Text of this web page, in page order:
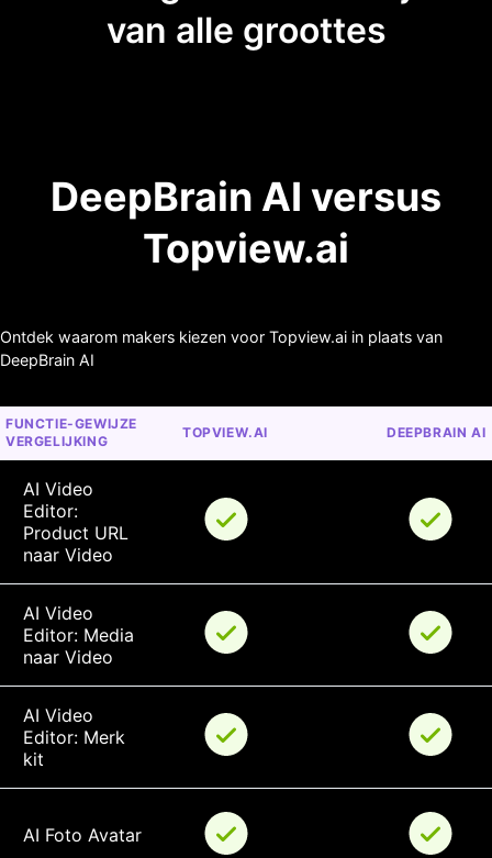
van alle groottes
DeepBrain AI versus
Topview.ai
Ontdek waarom makers kiezen voor Topview.ai in plaats van
DeepBrain AI
FUNCTIE-GEWIJZE
VERGELIJKING
TOPVIEW.AI DEEPBRAIN AI
AI Video
Editor:
Product URL
naar Video
AI Video
Editor: Media
naar Video
AI Video
Editor: Merk
kit
AI Foto Avatar